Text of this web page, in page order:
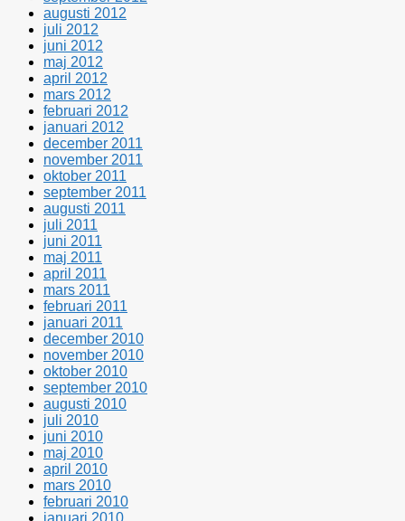
augusti 2012
juli 2012
juni 2012
maj 2012
april 2012
mars 2012
februari 2012
januari 2012
december 2011
november 2011
oktober 2011
september 2011
augusti 2011
juli 2011
juni 2011
maj 2011
april 2011
mars 2011
februari 2011
januari 2011
december 2010
november 2010
oktober 2010
september 2010
augusti 2010
juli 2010
juni 2010
maj 2010
april 2010
mars 2010
februari 2010